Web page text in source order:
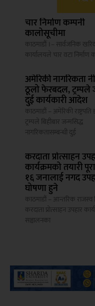
चार निर्माण कम्पनी
कालोसूचीमा
काठमाडौं ।– सार्वजनिक
कार्यालयले चार वटा निर्माण
अमेरिकी नागरिकता
ठूलो फेरबदल, ट्रम्पले
दुई कार्यकारी आदेश
काठमाडौं – अमेरिकी राष्ट्रपति
ट्रम्पले बिहीबार जन्मसिद्ध
नागरिकतासम्बन्धी दुई
करदाता प्रोत्साहन
कार्यक्रमको तयारी
१६ जनालाई नगद
घोषणा हुने
काठमाडौं – आन्तरिक राजस्व
करदाता प्रोत्साहन उपहार
सञ्चालनका